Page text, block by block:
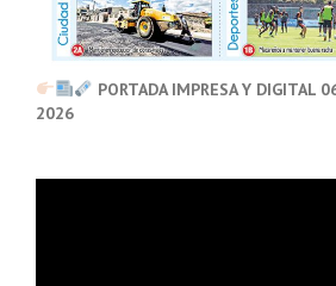
PORTADA IMPRESA Y DIGITAL
2026